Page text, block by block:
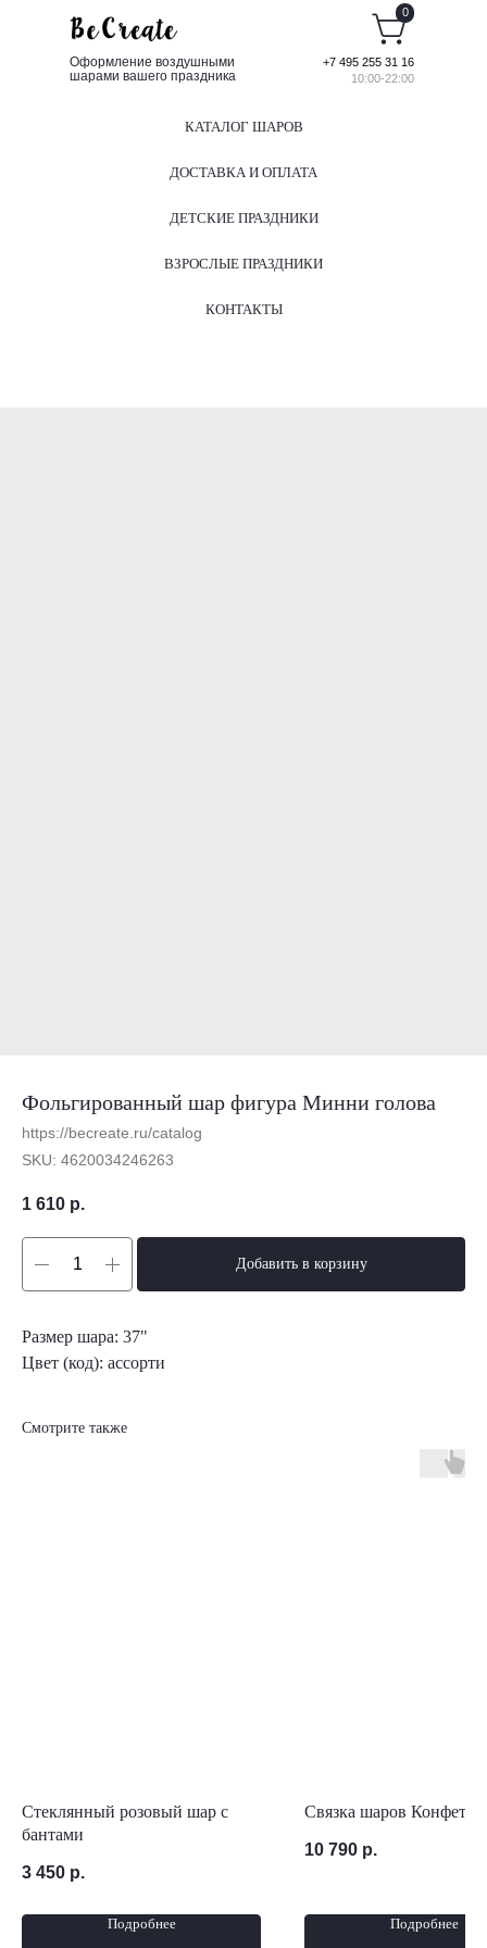
Оформление воздушными
шарами вашего праздника
+7 495 255 31 16
10:00-22:00
0
КАТАЛОГ ШАРОВ
ДОСТАВКА И ОПЛАТА
ДЕТСКИЕ ПРАЗДНИКИ
ВЗРОСЛЫЕ ПРАЗДНИКИ
КОНТАКТЫ
Фольгированный шар фигура Минни голова
https://becreate.ru/catalog
SKU: 4620034246263
1 610 р.
Добавить в корзину
Размер шара: 37"
Цвет (код): ассорти
Смотрите также
Стеклянный розовый шар с
бантами
3 450 р.
Подробнее
Связка шаров
10 790 р.
Подробнее